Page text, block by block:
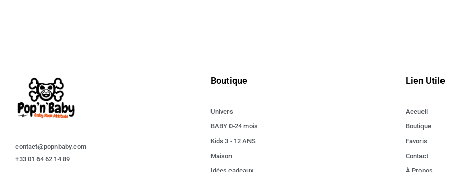
contact@popnbaby.com
+33 01 64 62 14 89
Boutique
Univers
BABY 0-24 mois
Kids 3 - 12 ANS
Maison
Lien Utile
Accueil
Boutique
Favoris
Contact